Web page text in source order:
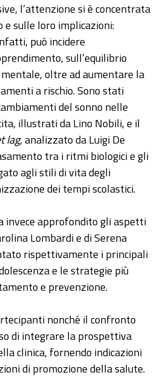
l’attenzione si è concentrata
e sulle loro implicazioni:
può incidere
sull’equilibrio
oltre ad aumentare la
a rischio. Sono stati
del sonno nelle
illustrati da Lino Nobili, e il
lag, analizzato da Luigi De
tra i ritmi biologici e gli
agli stili di vita degli
dei tempi scolastici.
invece approfondito gli aspetti
Lombardi e di Serena
rispettivamente i principali
e le strategie più
e prevenzione.
nonché il confronto
di integrare la prospettiva
clinica, fornendo indicazioni
di promozione della salute.